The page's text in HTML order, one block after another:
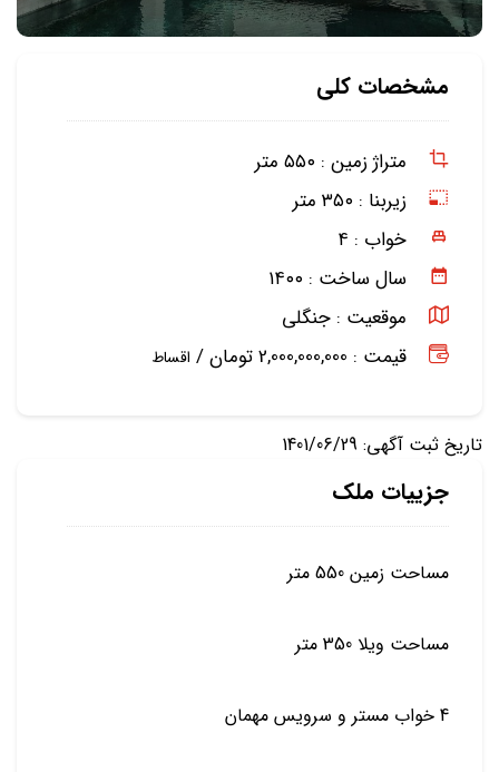
مشخصات کلی
متراژ زمین : ۵۵۰ متر
زیربنا : ۳۵۰ متر
خواب : ۴
سال ساخت : ۱۴۰۰
موقعیت : جنگلی
قیمت : 2,000,000,000 تومان /
اقساط
تاریخ ثبت آگهی: 1401/06/29
جزییات ملک
مساحت زمین 550 متر
مساحت ویلا 350 متر
4 خواب مستر و سرویس مهمان